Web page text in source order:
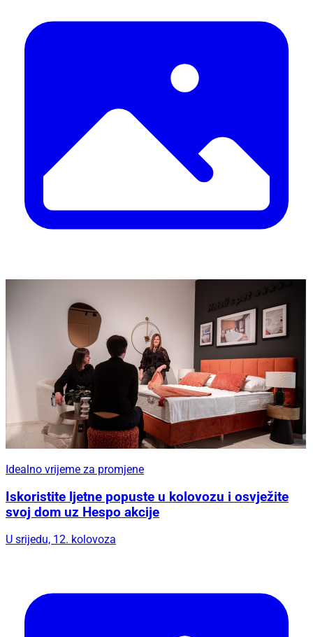
Idealno vrijeme za promjene
Iskoristite ljetne popuste u kolovozu i osvježite
svoj dom uz Hespo akcije
U srijedu, 12. kolovoza